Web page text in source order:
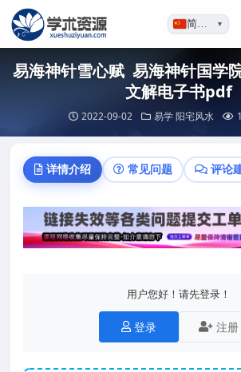
简体…▼
易海神针雪心赋 易海神针国学
文解电子书pdf
2022-09-02 易学阳宅风水
详情介绍 常见问题 评论
用户您好！请先登录！
登录 注册